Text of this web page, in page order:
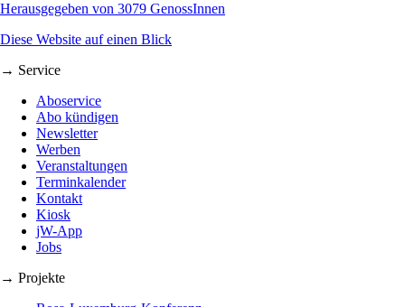
Herausgegeben von 3079 GenossInnen
Diese Website auf einen Blick
→ Service
Aboservice
Abo kündigen
Newsletter
Werben
Veranstaltungen
Terminkalender
Kontakt
Kiosk
jW-App
Jobs
→ Projekte